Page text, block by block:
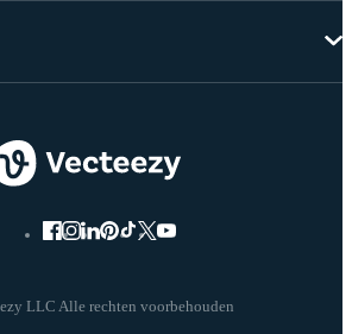
LLC Alle rechten voorbehouden